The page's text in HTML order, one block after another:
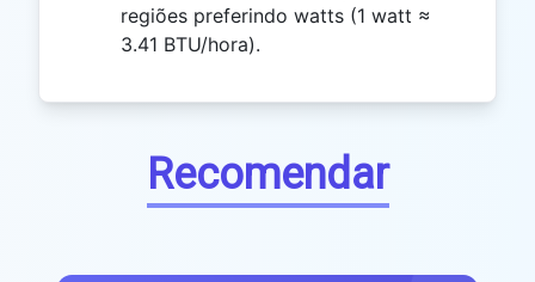
regiões preferindo watts (1 watt ≈
3.41 BTU/hora).
Recomendar